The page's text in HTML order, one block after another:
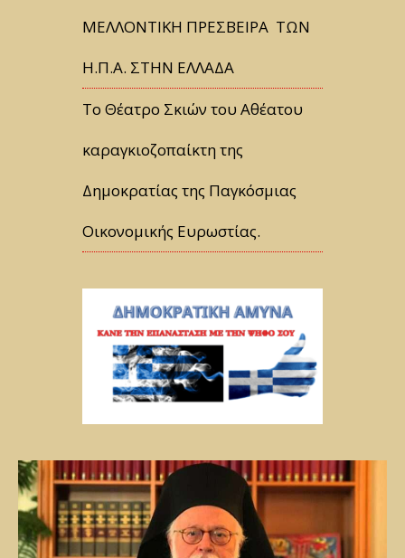
ΜΕΛΛΟΝΤΙΚΗ ΠΡΕΣΒΕΙΡΑ ΤΩΝ
Η.Π.Α. ΣΤΗΝ ΕΛΛΑΔΑ
Tο Θέατρο Σκιών του Αθέατου
καραγκιοζοπαίκτη της
Δημοκρατίας της Παγκόσμιας
Οικονομικής Ευρωστίας.